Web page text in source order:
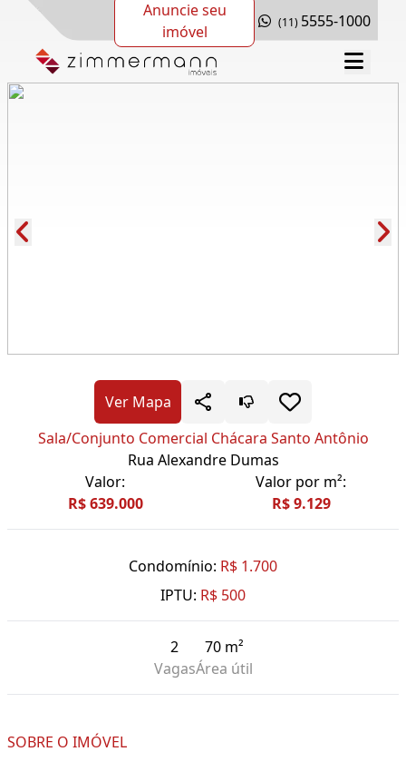
Anuncie seu
imóvel
(11) 5555-1000
Ver Mapa
Sala/Conjunto Comercial Chácara Santo Antônio
Rua Alexandre Dumas
Valor:
R$ 639.000
Valor por m²:
R$ 9.129
Condomínio: R$ 1.700
IPTU: R$ 500
2
Vagas
70 m²
Área útil
SOBRE O IMÓVEL